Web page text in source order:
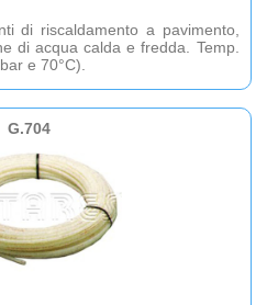
di riscaldamento a pavimento,
di acqua calda e fredda. Temp.
e 70°C).
G.704